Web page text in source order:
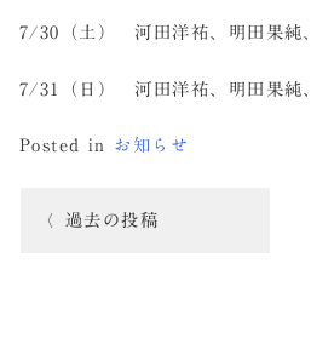
7/30（土） 河田洋祐、明田果純
7/31（日） 河田洋祐、明田果純
Posted in お知らせ
過去の投稿